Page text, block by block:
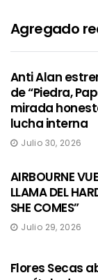
Agregado
Anti Alan
de “Piedra,
mirada
lucha interna
Julio 30, 2026
AIRBOURNE
LLAMA DEL
SHE COMES”
Julio 29, 2026
Flores Secas